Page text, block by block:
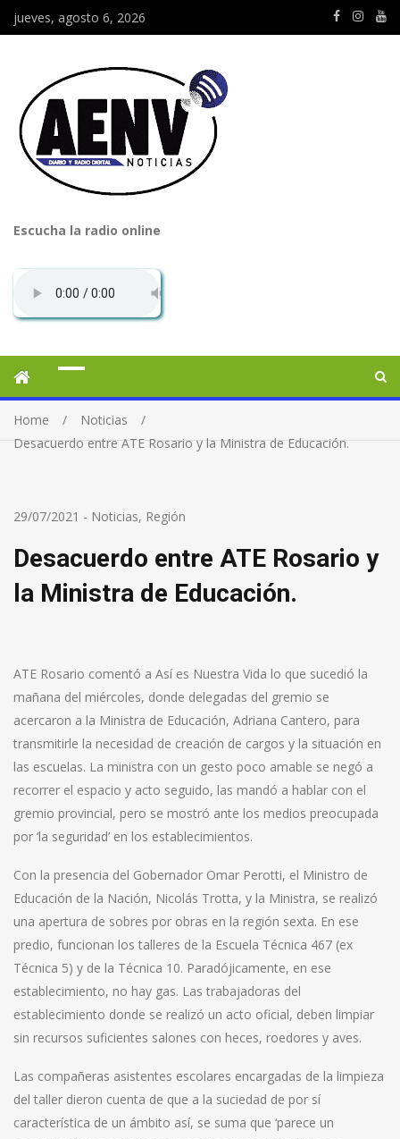
jueves, agosto 6, 2026
Escucha la radio online
Home
Noticias
Desacuerdo entre ATE Rosario y la Ministra de Educación.
29/07/2021 - Noticias, Región
Desacuerdo entre ATE Rosario y
la Ministra de Educación.
ATE Rosario comentó a Así es Nuestra Vida lo que sucedió la
mañana del miércoles, donde delegadas del gremio se
acercaron a la Ministra de Educación, Adriana Cantero, para
transmitirle la necesidad de creación de cargos y la situación en
las escuelas. La ministra con un gesto poco amable se negó a
recorrer el espacio y acto seguido, las mandó a hablar con el
gremio provincial, pero se mostró ante los medios preocupada
por ‘la seguridad’ en los establecimientos.
Con la presencia del Gobernador Omar Perotti, el Ministro de
Educación de la Nación, Nicolás Trotta, y la Ministra, se realizó
una apertura de sobres por obras en la región sexta. En ese
predio, funcionan los talleres de la Escuela Técnica 467 (ex
Técnica 5) y de la Técnica 10. Paradójicamente, en ese
establecimiento, no hay gas. Las trabajadoras del
establecimiento donde se realizó un acto oficial, deben limpiar
sin recursos suficientes salones con heces, roedores y aves.
Las compañeras asistentes escolares encargadas de la limpieza
del taller dieron cuenta de que a la suciedad de por sí
característica de un ámbito así, se suma que ‘parece un